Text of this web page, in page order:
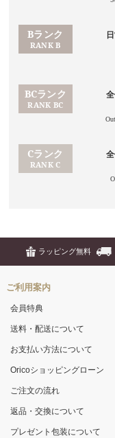
ラッピング無料
ご利用案内
会員特典
送料・配送について
お支払い方法について
Oricoショッピングローン
ご注文の流れ
返品・交換について
プレゼント包装について